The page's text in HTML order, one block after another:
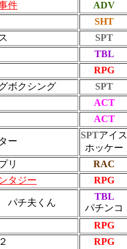
件 ADV
SHT
SPT
TBL
RPG
ボクシング SPT
ACT
ACT
ー
SPTアイス
ホッケー
リ RAC
タジー RPG
パチ夫くん
TBL
パチンコ
RPG
RPG